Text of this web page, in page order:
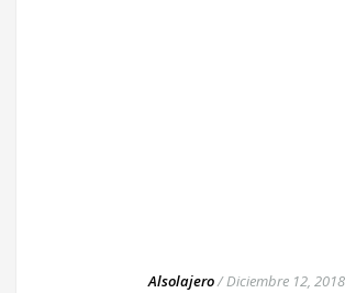
Alsolajero/Diciembre 12, 2018